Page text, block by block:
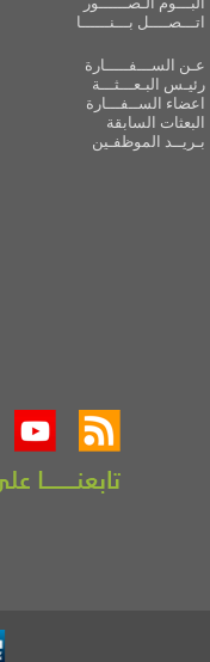
اتـــصــــل بـــنــــــا
عـن الســـفـــــارة
رئيـس البـعـــثـــة
اعضاء الســفـــارة
البعثات السابقة
بـريــد الموظفـين